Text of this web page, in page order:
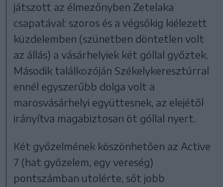
játszott az élmezőnyben Zetelaka
csapatával: szoros és a végsőkig kiélezett
küzdelemben (szünetben döntetlen volt
az állás) a vásárhelyiek két góllal győztek.
Második találkozóján Székelykeresztúrral
ennél egyszerűbb dolga volt a
marosvásárhelyi együttesnek, az elejétől
irányítva magabiztosan öt góllal nyert.
Két győzelmének köszönhetően az Active
7 (hat győzelem, egy vereség)
pontszámban utolérte, sőt jobb